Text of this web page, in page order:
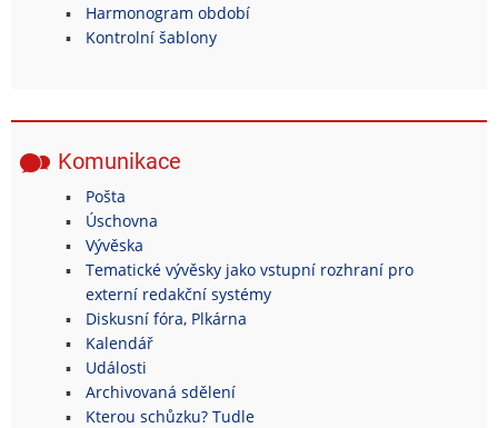
Harmonogram období
Kontrolní šablony
Komunikace
Pošta
Úschovna
Vývěska
Tematické vývěsky jako vstupní rozhraní pro
externí redakční systémy
Diskusní fóra, Plkárna
Kalendář
Události
Archivovaná sdělení
Kterou schůzku? Tudle